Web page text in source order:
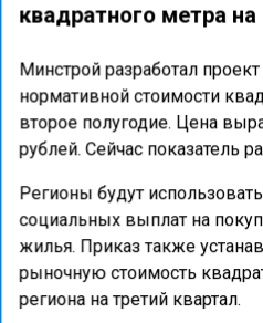
квадратного метра
Минстрой разработал
нормативной стоимости
второе полугодие. Цена
рублей. Сейчас показатель
Регионы будут
социальных выплат на
жилья. Приказ также
рыночную стоимость
региона на третий квартал.